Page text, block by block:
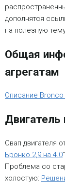
дополнятся
на полезную
Общая
агрегатам
Описание
Двигатель
Свап двигателя
Бронко 2,9 на 4.0"
Проблема со
холостую: